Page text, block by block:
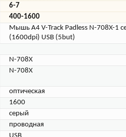
6-7
400-1600
Мышь A4 V-Track Padless N-708X-1
(1600dpi) USB (5but)
N-708X
N-708X
оптическая
1600
серый
проводная